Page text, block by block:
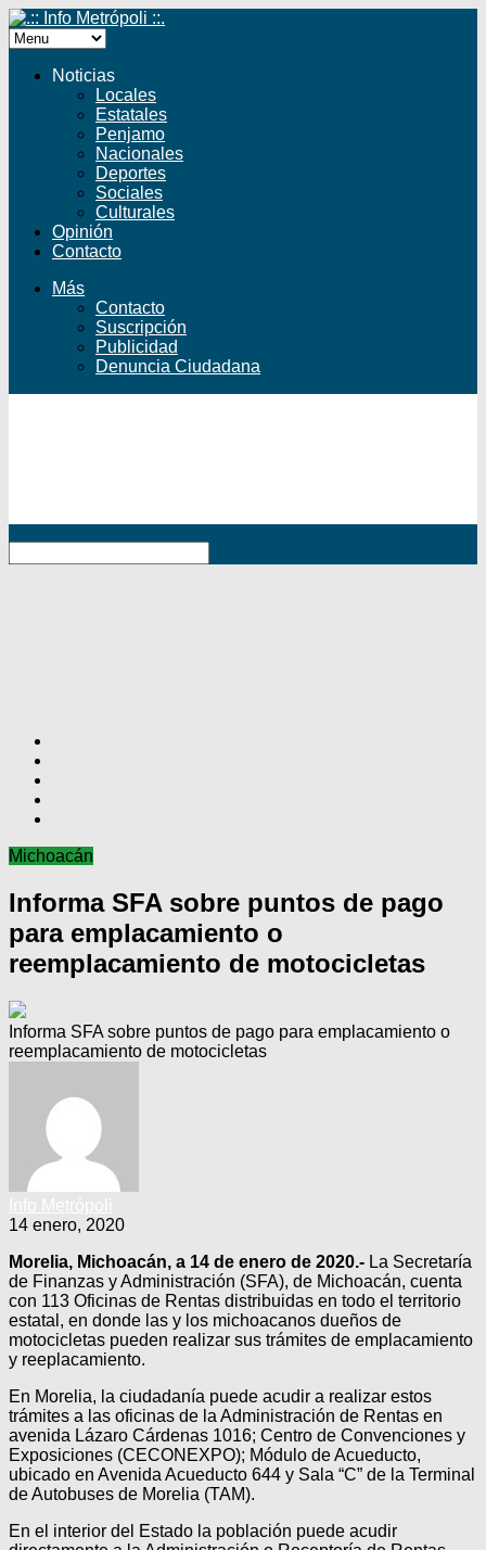
Noticias
Locales
Estatales
Penjamo
Nacionales
Deportes
Sociales
Culturales
Opinión
Contacto
Más
Contacto
Suscripción
Publicidad
Denuncia Ciudadana
Michoacán
Informa SFA sobre puntos de pago
para emplacamiento o
reemplacamiento de motocicletas
Informa SFA sobre puntos de pago para emplacamiento o
reemplacamiento de motocicletas
14 enero, 2020
Morelia, Michoacán, a 14 de enero de 2020.- La Secretaría
de Finanzas y Administración (SFA), de Michoacán, cuenta
con 113 Oficinas de Rentas distribuidas en todo el territorio
estatal, en donde las y los michoacanos dueños de
motocicletas pueden realizar sus trámites de emplacamiento
y reeplacamiento.
En Morelia, la ciudadanía puede acudir a realizar estos
trámites a las oficinas de la Administración de Rentas en
avenida Lázaro Cárdenas 1016; Centro de Convenciones y
Exposiciones (CECONEXPO); Módulo de Acueducto,
ubicado en Avenida Acueducto 644 y Sala “C” de la Terminal
de Autobuses de Morelia (TAM).
En el interior del Estado la población puede acudir